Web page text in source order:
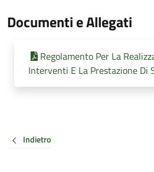
Documenti e Allegati
Regolamento Per La
Interventi E La Prestazione Di
Indietro